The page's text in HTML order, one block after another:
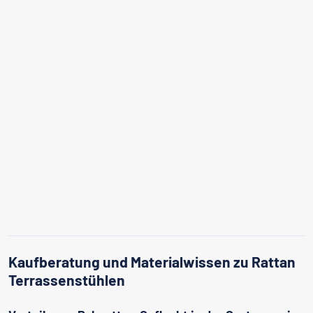
Kaufberatung und Materialwissen zu Rattan
Terrassenstühlen